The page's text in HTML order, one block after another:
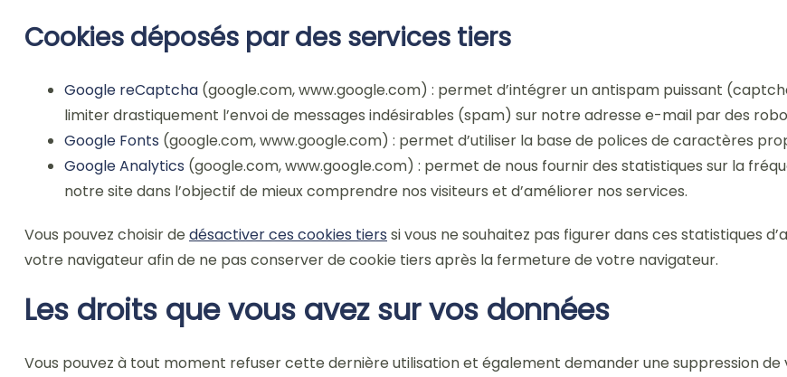
Cookies déposés par des services tiers
Google reCaptcha (google.com, www.google.com) : permet d’intégrer un antispam puissant
limiter drastiquement l’envoi de messages indésirables (spam) sur notre adresse e-mail par des
Google Fonts (google.com, www.google.com) : permet d’utiliser la base de polices de caractères
Google Analytics (google.com, www.google.com) : permet de nous fournir des statistiques sur la
notre site dans l’objectif de mieux comprendre nos visiteurs et d’améliorer nos services.
Vous pouvez choisir de désactiver ces cookies tiers si vous ne souhaitez pas figurer dans ces statistiques
votre navigateur afin de ne pas conserver de cookie tiers après la fermeture de votre navigateur.
Les droits que vous avez sur vos données
Vous pouvez à tout moment refuser cette dernière utilisation et également demander une suppression